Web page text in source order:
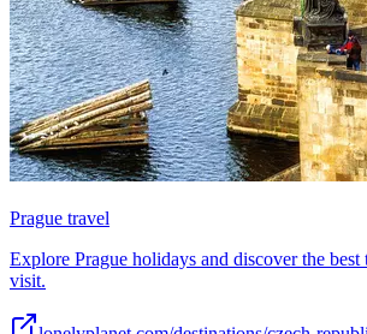
Prague travel
Explore Prague holidays and discover the best
visit.